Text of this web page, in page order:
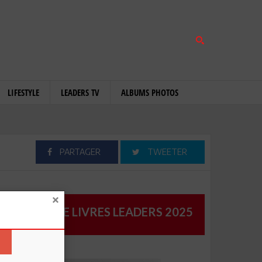
LIFESTYLE LEADERS TV ALBUMS PHOTOS
PARTAGER TWEETER
CATALOGUE LIVRES LEADERS 2025